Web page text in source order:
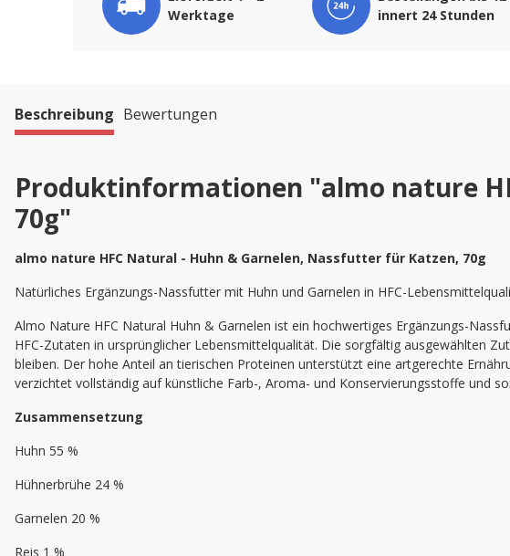
Werktage
innert 24 Stunden
Beschreibung Bewertungen
Produktinformationen "almo nature
70g"
almo nature HFC Natural - Huhn & Garnelen, Nassfutter für Katzen, 70g
Natürliches Ergänzungs-Nassfutter mit Huhn und Garnelen in HFC-
Almo Nature HFC Natural Huhn & Garnelen ist ein hochwertiges Ergänzungs-
HFC-Zutaten in ursprünglicher Lebensmittelqualität. Die sorgfältig ausgewählten
bleiben. Der hohe Anteil an tierischen Proteinen unterstützt eine artgerechte
verzichtet vollständig auf künstliche Farb-, Aroma- und Konservierungsstoffe und
Zusammensetzung
Huhn 55 %
Hühnerbrühe 24 %
Garnelen 20 %
Reis 1 %